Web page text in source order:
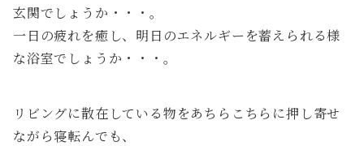
玄関でしょうか・・・。
一日の疲れを癒し、明日のエネルギーを蓄えられる様
な浴室でしょうか・・・。
リビングに散在している物をあちらこちらに押し寄せ
ながら寝転んでも、